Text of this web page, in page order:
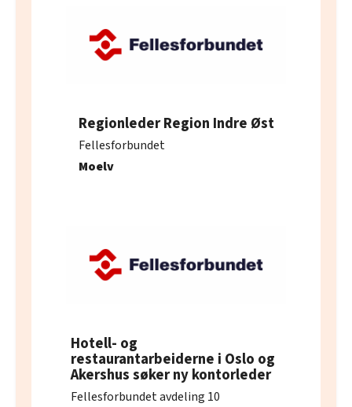
Regionleder Region Indre Øst
Fellesforbundet
Moelv
Hotell- og
restaurantarbeiderne i Oslo og
Akershus søker ny kontorleder
Fellesforbundet avdeling 10